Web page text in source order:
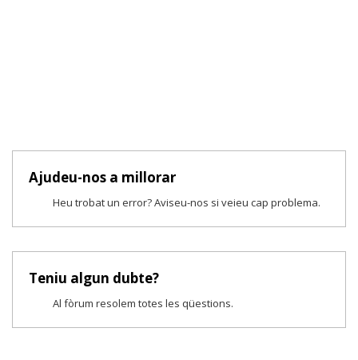
Ajudeu-nos a millorar
Heu trobat un error? Aviseu-nos si veieu cap problema.
Teniu algun dubte?
Al fòrum resolem totes les qüestions.